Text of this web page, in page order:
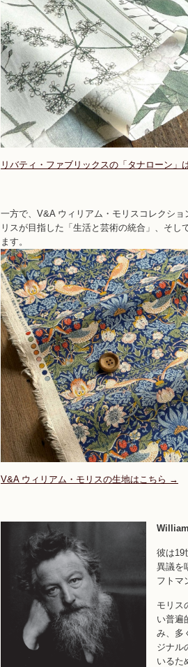
リバティ・ファブリックスの「タナローン」
一方で、V&A ウィリアム・モリスコレクシ
リスが目指した「生活と芸術の統合」、そ
ます。
V&A ウィリアム・モリスの生地はこちら →
彼は19
異議を
フトマ
モリス
い普遍
み、多
ジナル
いるた